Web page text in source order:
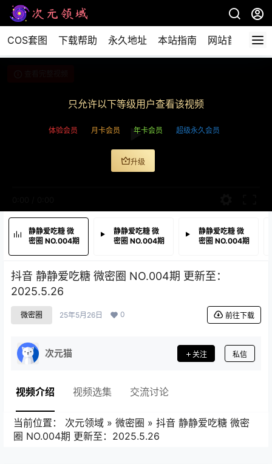
COS套图 下载帮助 永久地址 本站指南 网站首页
只允许以下等级用户查看该视频
体验会员 月卡会员 年卡会员 超级永久会员
升级
静静爱吃糖 微
密圈 NO.004期
静静爱吃糖 微
密圈 NO.004期
静静爱吃糖 微
密圈 NO.004期
抖音 静静爱吃糖 微密圈 NO.004期 更新至：
2025.5.26
微密圈 25年5月26日 0 前往下载
次元猫 关注 私信
视频介绍 视频选集 交流讨论
当前位置： 次元领域 » 微密圈 » 抖音 静静爱吃糖 微密
圈 NO.004期 更新至：2025.5.26